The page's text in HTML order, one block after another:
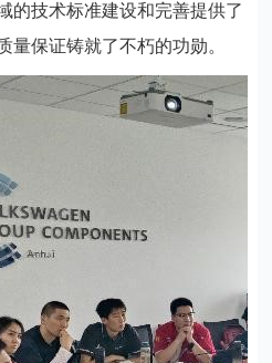
的技术标准建设和完善提供了
量保证铸就了不朽的功勋。